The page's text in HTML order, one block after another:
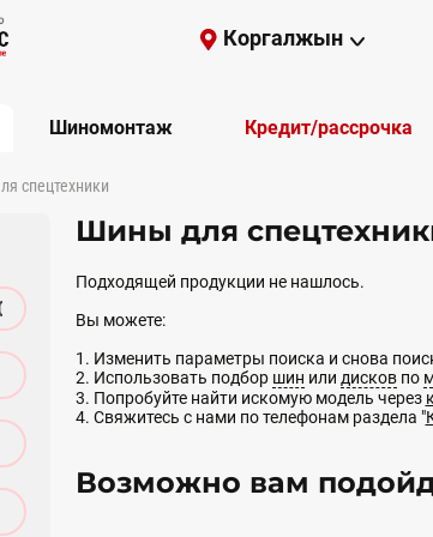
Коргалжын
Шиномонтаж Кредит/рассрочка
спецтехники
Шины для
Подходящей продукции не нашлось.
Вы можете:
1. Изменить параметры поиска и снова
2. Использовать подбор шин или дисковпо
3. Попробуйте найти искомую модель через
4. Свяжитесь с нами по телефонам раздела "
Возможно вам